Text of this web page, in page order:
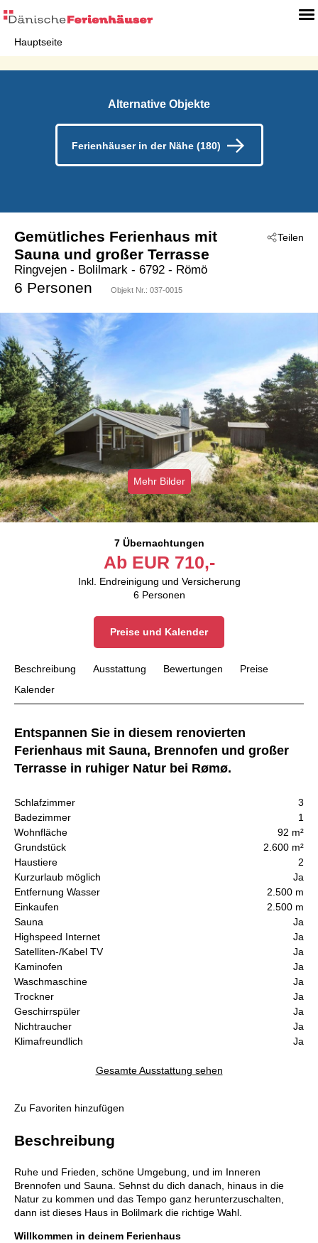
Hauptseite
Alternative Objekte
Ferienhäuser in der Nähe (180)
Teilen
Gemütliches Ferienhaus mit
Sauna und großer Terrasse
Ringvejen - Bolilmark - 6792 - Römö
6 Personen Objekt Nr.: 037-0015
Mehr Bilder
7 Übernachtungen
Ab EUR 710,-
Inkl. Endreinigung und Versicherung
6 Personen
Preise und Kalender
Beschreibung Ausstattung Bewertungen
Preise
Kalender
Entspannen Sie in diesem renovierten
Ferienhaus mit Sauna, Brennofen und großer
Terrasse in ruhiger Natur bei Rømø.
Schlafzimmer
3
Badezimmer
1
Wohnfläche
92 m²
Grundstück
2.600 m²
Haustiere
2
Kurzurlaub möglich
Ja
Entfernung Wasser
2.500 m
Einkaufen
2.500 m
Sauna
Ja
Highspeed Internet
Ja
Satelliten-/Kabel TV
Ja
Kaminofen
Ja
Waschmaschine
Ja
Trockner
Ja
Geschirrspüler
Ja
Nichtraucher
Ja
Klimafreundlich
Ja
Gesamte Ausstattung sehen
Zu Favoriten hinzufügen
Beschreibung
Ruhe und Frieden, schöne Umgebung, und im Inneren
Brennofen und Sauna. Sehnst du dich danach, hinaus in die
Natur zu kommen und das Tempo ganz herunterzuschalten,
dann ist dieses Haus in Bolilmark die richtige Wahl.
Willkommen in deinem Ferienhaus